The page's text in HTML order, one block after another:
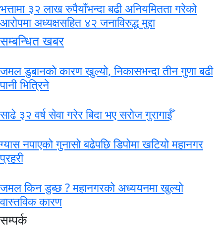
भत्तामा ३२ लाख रुपैयाँभन्दा बढी अनियमितता गरेको
आरोपमा अध्यक्षसहित ४२ जनाविरुद्ध मुद्दा
सम्बन्धित खबर
जमल डुबानको कारण खुल्यो, निकासभन्दा तीन गुणा बढी
पानी भित्रिने
साढे ३२ वर्ष सेवा गरेर बिदा भए सरोज गुरागाईँ
ग्यास नपाएको गुनासो बढेपछि डिपोमा खटियो महानगर
प्रहरी
जमल किन डुब्छ ? महानगरको अध्ययनमा खुल्यो
वास्तविक कारण
सम्पर्क